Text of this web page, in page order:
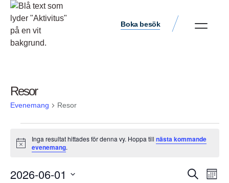
Boka besök
Resor
Evenemang Resor
Notis
Inga resultat hittades för denna vy. Hoppa tillnästa kommande
evenemang.
Sök
2026-06-01